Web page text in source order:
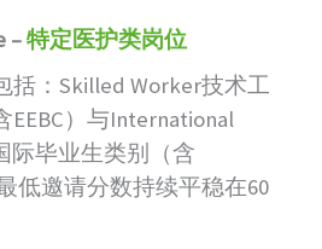
–特定医护类岗位
括：Skilled Worker技术工
EEBC）与International
际毕业生类别（含
低邀请分数持续平稳在60